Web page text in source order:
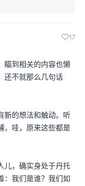
17
瞄到相关的内容也懒
还不就那么几句话
新的想法和触动。听
，哇，原来这些都是
儿，确实身处于丹托
：我们是谁？我们如